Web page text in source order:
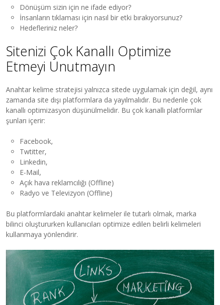
Dönüşüm sizin için ne ifade ediyor?
İnsanların tıklaması için nasıl bir etki bırakıyorsunuz?
Hedefleriniz neler?
Sitenizi Çok Kanallı Optimize
Etmeyi Unutmayın
Anahtar kelime stratejisi yalnızca sitede uygulamak için değil, aynı
zamanda site dışı platformlara da yayılmalıdır. Bu nedenle çok
kanallı optimizasyon düşünülmelidir. Bu çok kanallı platformlar
şunları içerir:
Facebook,
Twtitter,
Linkedin,
E-Mail,
Açık hava reklamcılığı (Offline)
Radyo ve Televizyon (Offline)
Bu platformlardaki anahtar kelimeler ile tutarlı olmak, marka
bilinci oluştururken kullanıcıları optimize edilen belirli kelimeleri
kullanmaya yönlendirir.